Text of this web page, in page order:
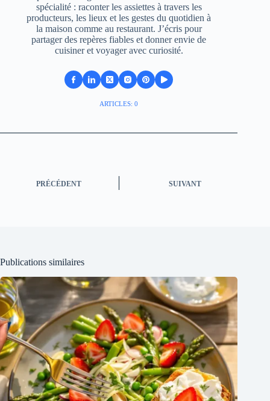
spécialité : raconter les assiettes à travers les
producteurs, les lieux et les gestes du quotidien à
la maison comme au restaurant. J’écris pour
partager des repères fiables et donner envie de
cuisiner et voyager avec curiosité.
ARTICLES: 0
PRÉCÉDENT SUIVANT
Publications similaires